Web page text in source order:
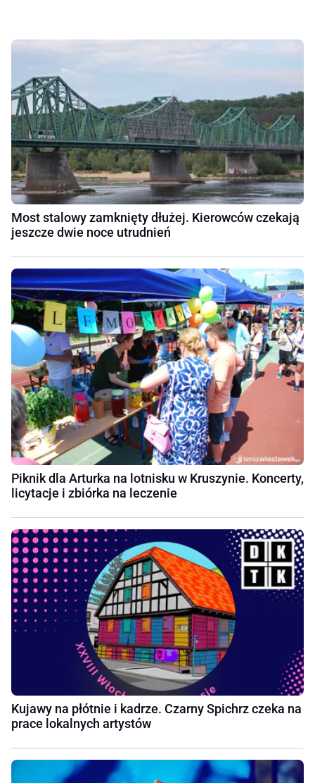
Most stalowy zamknięty dłużej. Kierowców czekają
jeszcze dwie noce utrudnień
Piknik dla Arturka na lotnisku w Kruszynie. Koncerty,
licytacje i zbiórka na leczenie
Kujawy na płótnie i kadrze. Czarny Spichrz czeka na
prace lokalnych artystów